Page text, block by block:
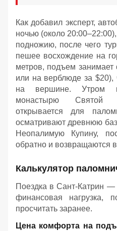
Как добавил эксперт,
ночью (около
подножию, после чего
пешее восхождение на
метров, подъем
или на верблюде за $20),
на вершине. Утром
монастырю Святой
открывается для
осматривают древнюю
Неопалимую Купину,
обратно и возвращаются
Калькулятор
Поездка в Сант-Катрин —
финансовая нагрузка,
просчитать заранее.
Цена комфорта на